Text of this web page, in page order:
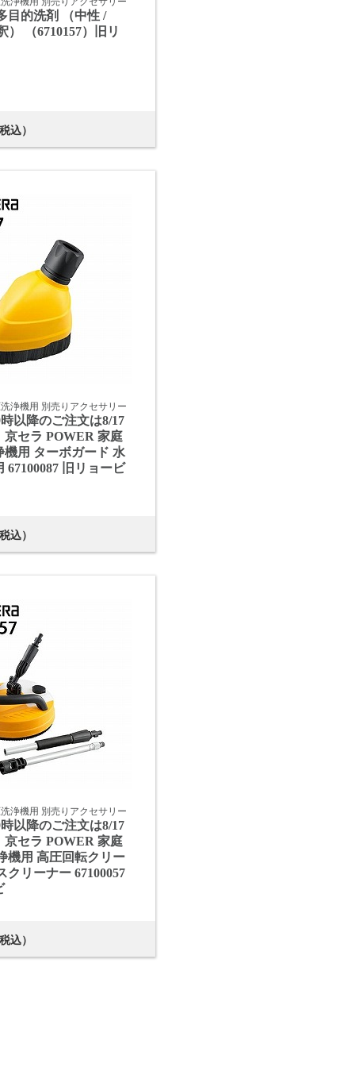
目的洗剤 （中性 /
） （6710157）旧リ
込）
浄機用 別売りアクセサリー
時以降のご注文は8/17
京セラ POWER 家庭
機用 ターボガード 水
67100087 旧リョービ
込）
浄機用 別売りアクセサリー
時以降のご注文は8/17
京セラ POWER 家庭
機用 高圧回転クリー
クリーナー 67100057
込）